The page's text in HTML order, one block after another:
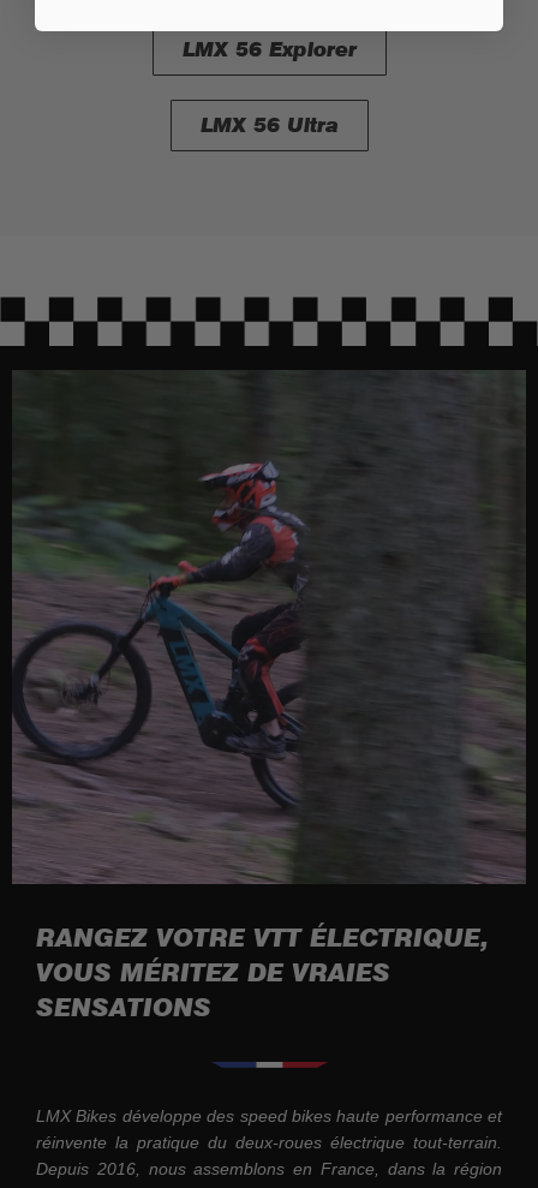
LMX 56 Explorer
LMX 56 Ultra
RANGEZ VOTRE VTT ÉLECTRIQUE,
VOUS MÉRITEZ DE VRAIES
SENSATIONS
LMX Bikes développe des speed bikes haute performance et
réinvente la pratique du deux-roues électrique tout-terrain.
Depuis 2016, nous assemblons en France, dans la région